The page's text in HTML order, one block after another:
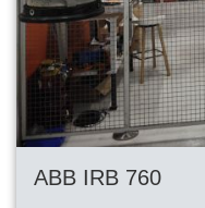
ABB IRB 760